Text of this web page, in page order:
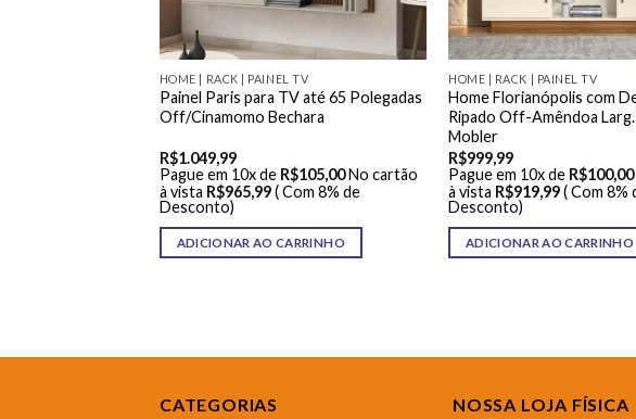
HOME | RACK | PAINEL TV
Painel Paris para TV até 65 Polegadas
Off/Cinamomo Bechara
R$1.049,99
Pague em 10x de R$105,00No cartão
à vista R$965,99( Com 8% de
Desconto)
ADICIONAR AO CARRINHO
HOME | RACK | PAINEL TV
Home Florianópolis com
Ripado Off-Amêndoa
Mobler
R$999,99
Pague em 10x de R$100,00
à vista R$919,99( Com 8%
Desconto)
ADICIONAR AO CARRINHO
CATEGORIAS NOSSA LOJA FÍSICA